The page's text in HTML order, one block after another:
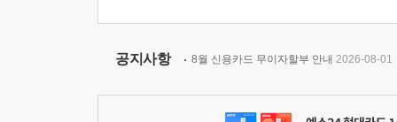
공지사항 8월 신용카드 무이자할부 안내 2026-08-01